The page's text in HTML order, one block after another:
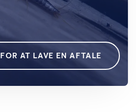
AT LAVE EN AFTALE